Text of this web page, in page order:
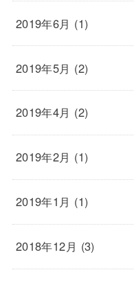
2019年6月 (1)
2019年5月 (2)
2019年4月 (2)
2019年2月 (1)
2019年1月 (1)
2018年12月 (3)